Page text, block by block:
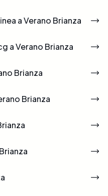
a Verano Brianza
a Verano Brianza
Brianza
Brianza